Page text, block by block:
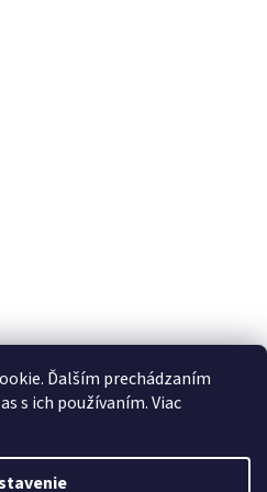
Ďalším prechádzaním
s ich používaním. Viac